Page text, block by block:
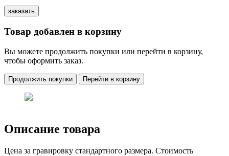
Товар добавлен в корзину
Вы можете продолжить покупки или перейти в корзину,
чтобы оформить заказ.
Продолжить покупки Перейти в корзину
Описание товара
Цена за гравировку стандартного размера. Стоимость